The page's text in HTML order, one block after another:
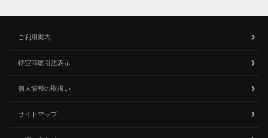
ご利用案内
特定商取引法表示
個人情報の取扱い
サイトマップ